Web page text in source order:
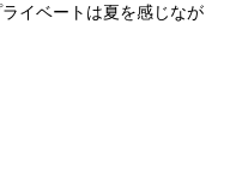
イベートは夏を感じなが